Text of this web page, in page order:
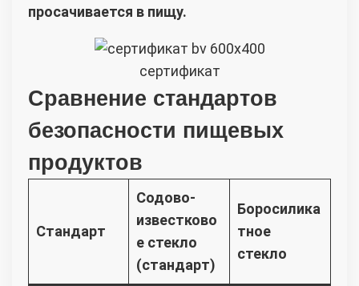
просачивается в пищу.
сертификат
Сравнение стандартов
безопасности пищевых
продуктов
Стандарт
Содово-
известково
е стекло
(стандарт)
Боросилика
тное
стекло